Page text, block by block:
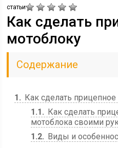
статьи
Как сделать
мотоблоку
Содержание
1
Как сделать
1.1
Как сделать
мотоблока своими
1.2
Виды и